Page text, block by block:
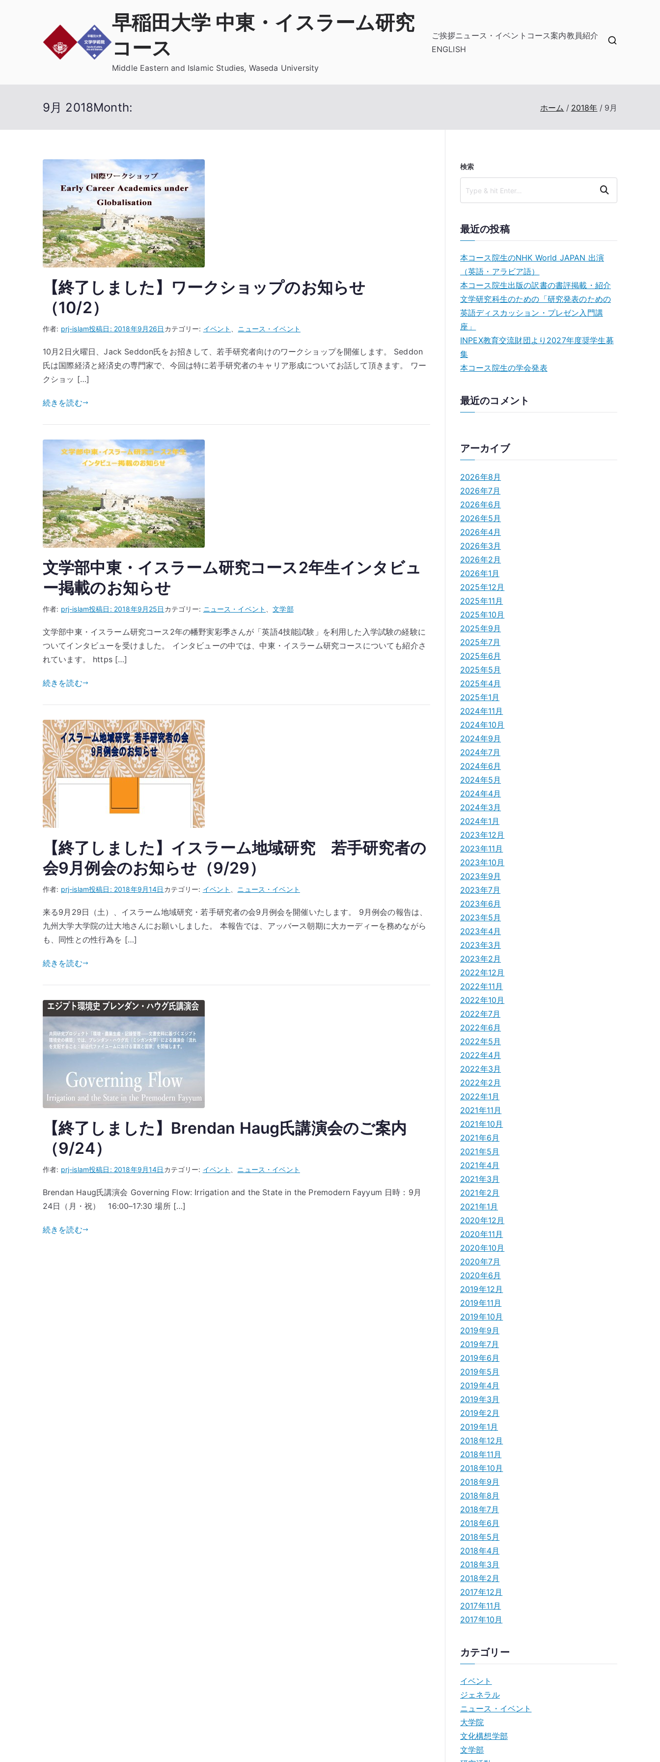
早稲田大学 中東・イスラーム研究
コース
Middle Eastern and Islamic Studies, Waseda University
ご挨拶ニュース・イベント コース案内教員紹介
ENGLISH
9月 2018Month: ホーム 2018年 9月
【終了しました】ワークショップのお知らせ
（10/2）
作者: prj-islam投稿日: 2018年9月26日 カテゴリー: イベント ニュース・イベント
10月2日火曜日、Jack Seddon氏をお招きして、若手研究者向けのワークショップを開催します。 Seddon
氏は国際経済と経済史の専門家で、今回は特に若手研究者のキャリア形成についてお話して頂きます。 ワー
クショッ […]
続きを読む
文学部中東・イスラーム研究コース2年生インタビュ
ー掲載のお知らせ
作者: prj-islam投稿日: 2018年9月25日 カテゴリー: ニュース・イベント 、文学部
文学部中東・イスラーム研究コース2年の幡野実彩季さんが「英語4技能試験」を利用した入学試験の経験に
ついてインタビューを受けました。 インタビューの中では、中東・イスラーム研究コースについても紹介さ
れています。 https […]
続きを読む
【終了しました】イスラーム地域研究 若手研究者の
会9月例会のお知らせ（9/29）
作者: prj-islam投稿日: 2018年9月14日 カテゴリー: イベント ニュース・イベント
来る9月29日（土）、イスラーム地域研究・若手研究者の会9月例会を開催いたします。 9月例会の報告は、
九州大学大学院の辻大地さんにお願いしました。 本報告では、アッバース朝期に大カーディーを務めながら
も、同性との性行為を […]
続きを読む
【終了しました】Brendan Haug氏講演会のご案内
（9/24）
作者: prj-islam投稿日: 2018年9月14日 カテゴリー: イベント ニュース・イベント
Brendan Haug氏講演会 Governing Flow: Irrigation and the State in the Premodern Fayyum 日時：9月
24日（月・祝） 16:00–17:30 場所 […]
続きを読む
検索
Search
最近の投稿
本コース院生のNHK World JAPAN 出演
（英語・アラビア語）
本コース院生出版の訳書の書評掲載・紹介
文学研究科生のための「研究発表のための
英語ディスカッション・プレゼン⼊⾨講
座」
INPEX教育交流財団より2027年度奨学生募
集
本コース院生の学会発表
最近のコメント
アーカイブ
2026年8月
2026年7月
2026年6月
2026年5月
2026年4月
2026年3月
2026年2月
2026年1月
2025年12月
2025年11月
2025年10月
2025年9月
2025年7月
2025年6月
2025年5月
2025年4月
2025年1月
2024年11月
2024年10月
2024年9月
2024年7月
2024年6月
2024年5月
2024年4月
2024年3月
2024年1月
2023年12月
2023年11月
2023年10月
2023年9月
2023年7月
2023年6月
2023年5月
2023年4月
2023年3月
2023年2月
2022年12月
2022年11月
2022年10月
2022年7月
2022年6月
2022年5月
2022年4月
2022年3月
2022年2月
2022年1月
2021年11月
2021年10月
2021年6月
2021年5月
2021年4月
2021年3月
2021年2月
2021年1月
2020年12月
2020年11月
2020年10月
2020年7月
2020年6月
2019年12月
2019年11月
2019年10月
2019年9月
2019年7月
2019年6月
2019年5月
2019年4月
2019年3月
2019年2月
2019年1月
2018年12月
2018年11月
2018年10月
2018年9月
2018年8月
2018年7月
2018年6月
2018年5月
2018年4月
2018年3月
2018年2月
2017年12月
2017年11月
2017年10月
カテゴリー
イベント
ジェネラル
ニュース・イベント
大学院
文化構想学部
文学部